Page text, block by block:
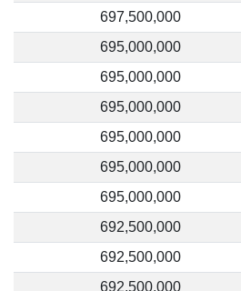
697,500,000
695,000,000
695,000,000
695,000,000
695,000,000
695,000,000
695,000,000
692,500,000
692,500,000
692,500,000